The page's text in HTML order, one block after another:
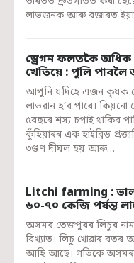
লাভজনক আৰু বজাৰত
ড্ৰেগন ফলতকৈ অধিক
খেতিয়ে : পুলি
আপুনি যদিহে এজন কৃষক
লাভৱান হ’ব পাৰে।
৫বছৰে শস্য চপাই থাকিব
কুঁহিয়াৰৰ এক হাইব্ৰিড
৩গুণ দীঘল হয় আৰু…
Litchi farming :
৬০-৭০ কেজি পৰ্যন্ত
অসমৰ তেজপুৰৰ লিচুৰ
বিখ্যাত। লিচু খোৱাৰ বতৰ
আহি আছে। গতিকে